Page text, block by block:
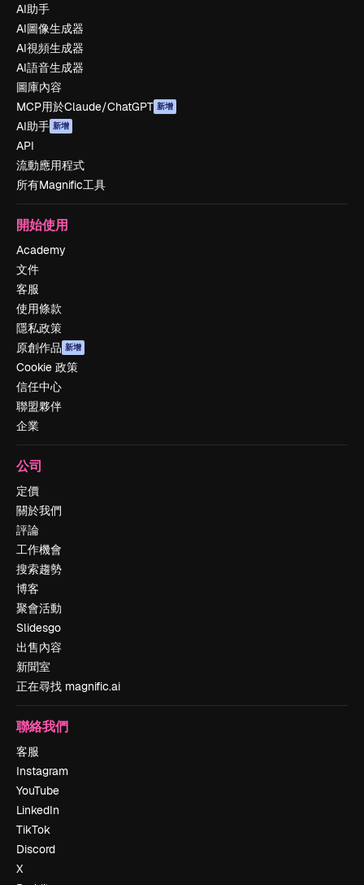
AI助手
AI圖像生成器
AI視頻生成器
AI語音生成器
圖庫內容
MCP用於Claude/ChatGPT 新增
AI助手 新增
API
流動應用程式
所有Magnific工具
開始使用
Academy
文件
客服
使用條款
隱私政策
原創作品 新增
Cookie 政策
信任中心
聯盟夥伴
企業
公司
定價
關於我們
評論
工作機會
搜索趨勢
博客
聚會活動
Slidesgo
出售內容
新聞室
正在尋找 magnific.ai
聯絡我們
客服
Instagram
YouTube
LinkedIn
TikTok
Discord
X